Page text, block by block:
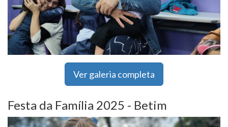
Ver galeria completa
Festa da Família 2025 - Betim